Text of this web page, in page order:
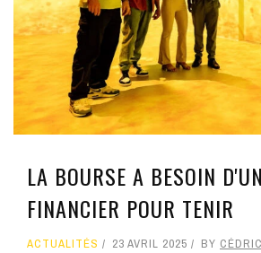
LA BOURSE A BESOIN
FINANCIER POUR TENIR
ACTUALITÉS 23 AVRIL 2025 BY